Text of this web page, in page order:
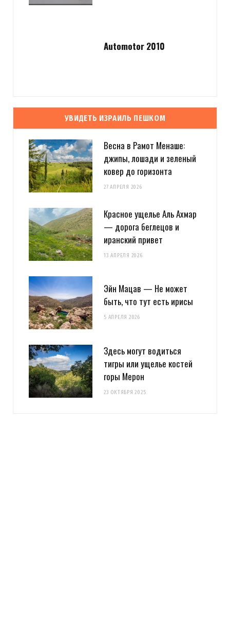
Automotor 2010
УВИДЕТЬ ИЗРАИЛЬ ПЕШКОМ
Весна в Рамот Менаше:
джипы, лошади и зеленый
ковер до горизонта
27 АПРЕЛЯ 2026
Красное ущелье Аль Ахмар
— дорога беглецов и
иранский привет
13 АПРЕЛЯ 2026
Эйн Мацав — Не может
быть, что тут есть ирисы
5 АПРЕЛЯ 2026
Здесь могут водиться
тигры или ущелье костей
горы Мерон
23 ОКТЯБРЯ 2025